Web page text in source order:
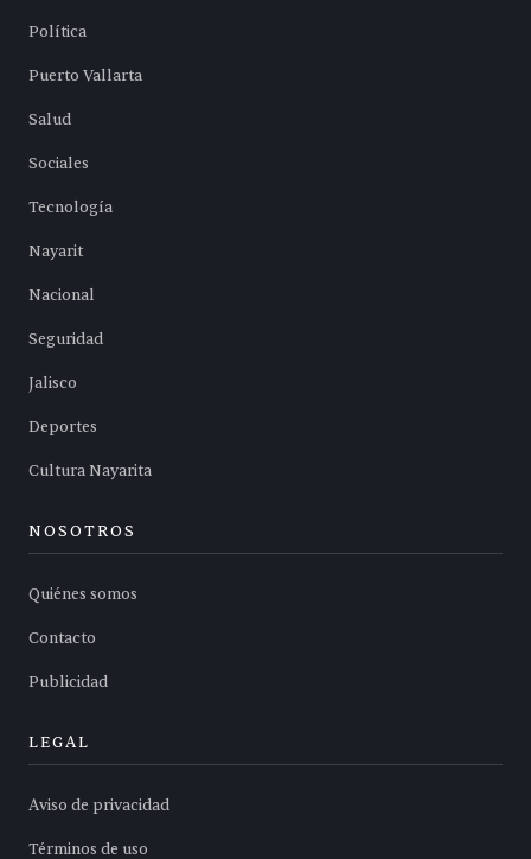
Política
Puerto Vallarta
Salud
Sociales
Tecnología
Nayarit
Nacional
Seguridad
Jalisco
Deportes
Cultura Nayarita
NOSOTROS
Quiénes somos
Contacto
Publicidad
LEGAL
Aviso de privacidad
Términos de uso